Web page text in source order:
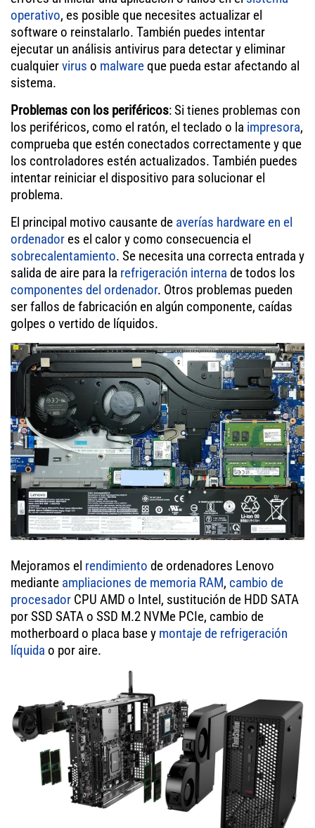
operativo, es posible que necesites actualizar el
software o reinstalarlo. También puedes intentar
ejecutar un análisis antivirus para detectar y eliminar
cualquiervirus o malwareque pueda estar afectando al
sistema.
Problemas con los periféricos: Si tienes problemas con
los periféricos, como el ratón, el teclado o la impresora,
comprueba que estén conectados correctamente y que
los controladores estén actualizados. También puedes
intentar reiniciar el dispositivo para solucionar el
problema.
El principal motivo causante de averías hardware en el
ordenador es el calor y como consecuencia el
sobrecalentamiento. Se necesita una correcta entrada y
salida de aire para la refrigeración interna de todos los
componentes del ordenador. Otros problemas pueden
ser fallos de fabricación en algún componente, caídas
golpes o vertido de líquidos.
Mejoramos el rendimiento de ordenadores Lenovo
mediante ampliaciones de memoria RAM, cambio de
procesador CPU AMD o Intel, sustitución de HDD SATA
por SSD SATA o SSD M.2 NVMe PCIe, cambio de
motherboard o placa base y montaje de refrigeración
líquida o por aire.